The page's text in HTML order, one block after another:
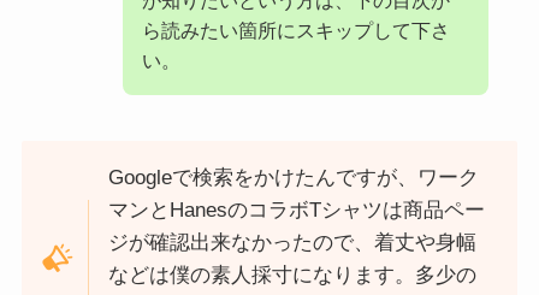
ら読みたい箇所にスキップして下さ
い。
Googleで検索をかけたんですが、ワーク
マンとHanesのコラボTシャツは商品ペー
ジが確認出来なかったので、着丈や身幅
などは僕の素人採寸になります。多少の